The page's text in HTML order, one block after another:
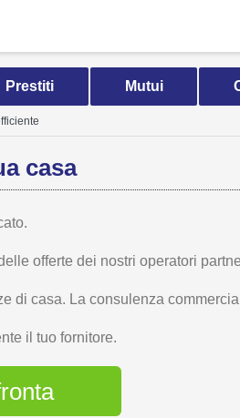
Prestiti Mutui
casa
offerte dei nostri operatori
di casa. La consulenza
il tuo fornitore.